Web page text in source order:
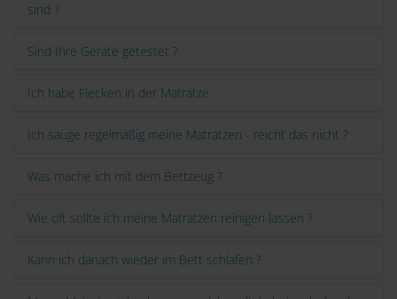
sind ?
Sind Ihre Geräte getestet ?
Ich habe Flecken in der Matratze.
Ich sauge regelmäßig meine Matratzen - reicht das nicht ?
Was mache ich mit dem Bettzeug ?
Wie oft sollte ich meine Matratzen reinigen lassen ?
Kann ich danach wieder im Bett schlafen ?